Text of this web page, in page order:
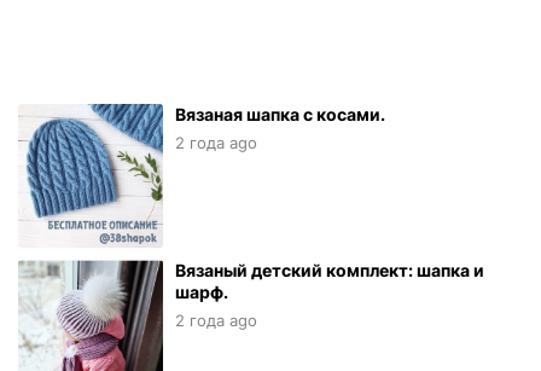
Вязаная шапка с косами.
2 года ago
Вязаный детский комплект: шапка и
шарф.
2 года ago